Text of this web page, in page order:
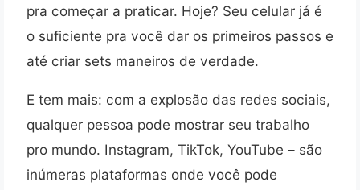
pra começar a praticar. Hoje? Seu celular já é
o suficiente pra você dar os primeiros passos e
até criar sets maneiros de verdade.
E tem mais: com a explosão das redes sociais,
qualquer pessoa pode mostrar seu trabalho
pro mundo. Instagram, TikTok, YouTube – são
inúmeras plataformas onde você pode